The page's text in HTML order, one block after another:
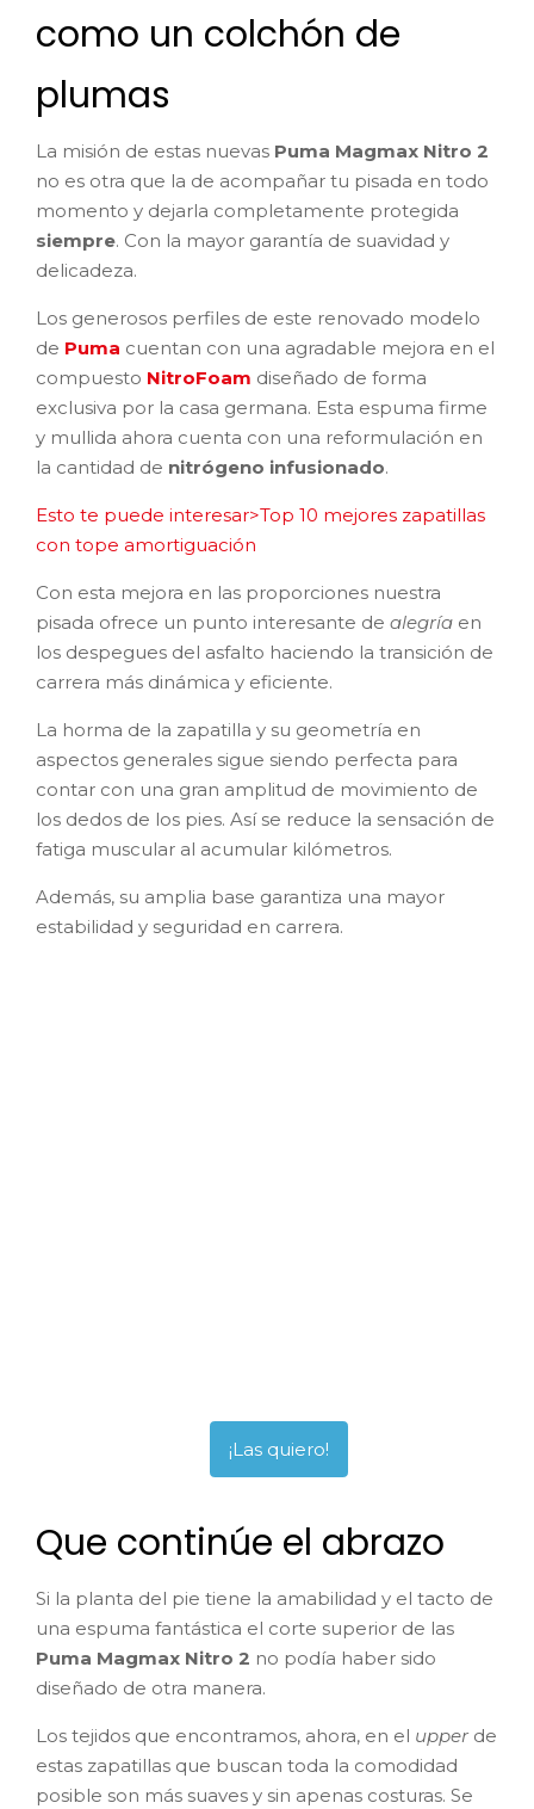
como un colchón de
plumas
La misión de estas nuevas Puma Magmax Nitro 2
no es otra que la de acompañar tu pisada en todo
momento y dejarla completamente protegida
siempre. Con la mayor garantía de suavidad y
delicadeza.
Los generosos perfiles de este renovado modelo
de Puma cuentan con una agradable mejora en el
compuesto NitroFoam diseñado de forma
exclusiva por la casa germana. Esta espuma firme
y mullida ahora cuenta con una reformulación en
la cantidad de nitrógeno infusionado.
Esto te puede interesar>Top 10 mejores zapatillas
con tope amortiguación
Con esta mejora en las proporciones nuestra
pisada ofrece un punto interesante de alegría en
los despegues del asfalto haciendo la transición de
carrera más dinámica y eficiente.
La horma de la zapatilla y su geometría en
aspectos generales sigue siendo perfecta para
contar con una gran amplitud de movimiento de
los dedos de los pies. Así se reduce la sensación de
fatiga muscular al acumular kilómetros.
Además, su amplia base garantiza una mayor
estabilidad y seguridad en carrera.
¡Las quiero!
¡Las quiero!
Que continúe el abrazo
Si la planta del pie tiene la amabilidad y el tacto de
una espuma fantástica el corte superior de las
Puma Magmax Nitro 2 no podía haber sido
diseñado de otra manera.
Los tejidos que encontramos, ahora, en el upper de
estas zapatillas que buscan toda la comodidad
posible son más suaves y sin apenas costuras. Se